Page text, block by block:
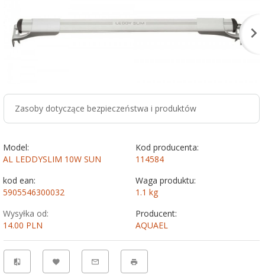
Zasoby dotyczące bezpieczeństwa i produktów
Model:
AL LEDDYSLIM 10W SUN
Kod producenta:
114584
kod ean:
5905546300032
Waga produktu:
1.1 kg
Wysyłka od:
14.00 PLN
Producent:
AQUAEL